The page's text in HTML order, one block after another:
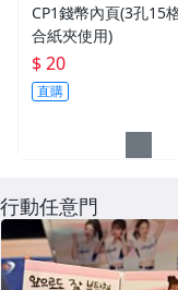
CP1錢幣內頁(3孔15
合紙夾使用)
$ 20
直購
行動任意門